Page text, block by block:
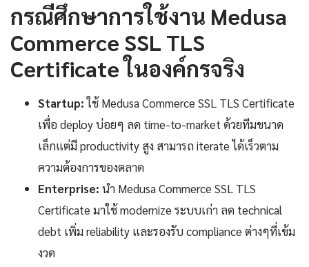
กรณีศึกษาการใช้งาน Medusa
Commerce SSL TLS
Certificate ในองค์กรจริง
Startup:ใช้ Medusa Commerce SSL TLS Certificate
เพื่อ deploy บ่อยๆ ลด time-to-market ด้วยทีมขนาด
เล็กแต่มี productivity สูง สามารถ iterate ได้เร็วตาม
ความต้องการของตลาด
Enterprise: นำ Medusa Commerce SSL TLS
Certificate มาใช้ modernize ระบบเก่า ลด technical
debt เพิ่ม reliability และรองรับ compliance ต่างๆที่เข้ม
งวด